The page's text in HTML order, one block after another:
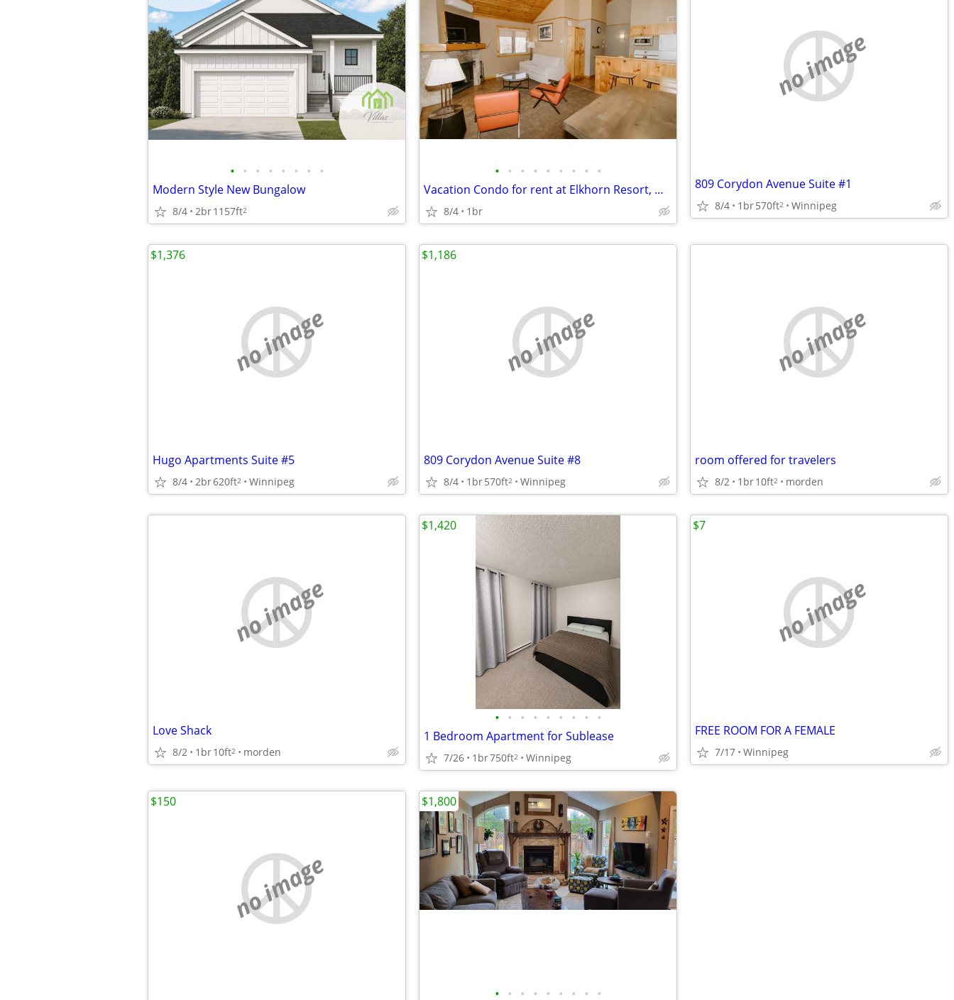
• • • • • • • •
Modern Style New Bungalow
8/4 2br1157ft2
• • • • • • • • •
Vacation Condo for rent at Elkhorn Resort, Manitoba
8/4 1br
no image
809 Corydon Avenue Suite #1
8/4 1br570ft2 Winnipeg
no image
Hugo Apartments Suite #5
8/4 2br620ft2 Winnipeg
$1,376
no image
809 Corydon Avenue Suite #8
8/4 1br570ft2 Winnipeg
$1,186
no image
room offered for travelers
8/2 1br10ft2 morden
no image
Love Shack
8/2 1br10ft2 morden
• • • • • • • • •
1 Bedroom Apartment for Sublease
7/26 1br750ft2 Winnipeg
$1,420
no image
FREE ROOM FOR A FEMALE
7/17 Winnipeg
$7
no image
$150
• • • • • • • • •
$1,800